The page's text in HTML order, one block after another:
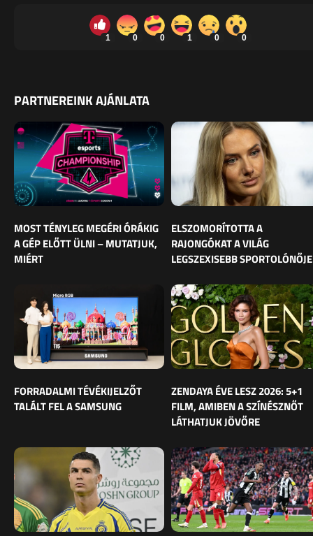
1 0 0 1 0 0
PARTNEREINK AJÁNLATA
MOST TÉNYLEG MEGÉRI ÓRÁKIG
A GÉP ELŐTT ÜLNI – MUTATJUK,
MIÉRT
ELSZOMORÍTOTTA A
RAJONGÓKAT A VILÁG
LEGSZEXISEBB SPORTOLÓNŐJE
FORRADALMI TÉVÉKIJELZŐT
TALÁLT FEL A SAMSUNG
ZENDAYA ÉVE LESZ 2026: 5+1
FILM, AMIBEN A SZÍNÉSZNŐT
LÁTHATJUK JÖVŐRE